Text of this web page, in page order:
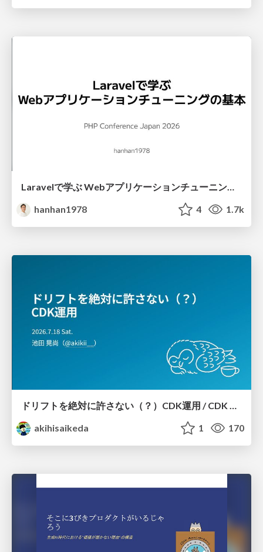
Laravelで学ぶ Webアプリケーションチューニング入門/web_application_tuning_101
hanhan1978
4 1.7k
ドリフトを絶対に許さない（？）CDK運用 / CDK Ops with Zero Tolerance for Drifts (?)
akihisaikeda
1 170